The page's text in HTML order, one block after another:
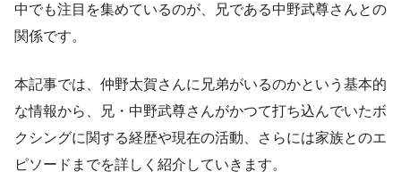
中でも注目を集めているのが、兄である中野武尊さんとの
関係です。
本記事では、仲野太賀さんに兄弟がいるのかという基本的
な情報から、兄・中野武尊さんがかつて打ち込んでいたボ
クシングに関する経歴や現在の活動、さらには家族とのエ
ピソードまでを詳しく紹介していきます。